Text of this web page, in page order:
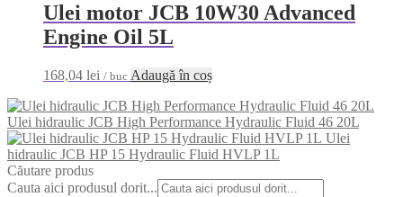
Ulei motor JCB 10W30 Advanced
Engine Oil 5L
168,04 lei / buc Adaugă în coș
Ulei hidraulic JCB High Performance Hydraulic Fluid 46 20L
Ulei
hidraulic JCB HP 15 Hydraulic Fluid HVLP 1L
Căutare produs
Cauta aici produsul dorit...